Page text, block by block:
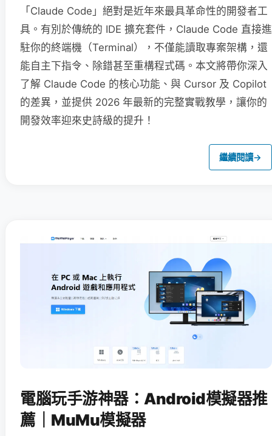
「Claude Code」絕對是近年來最具革命性的開發者工
具。有別於傳統的 IDE 擴充套件，Claude Code 直接進
駐你的終端機（Terminal），不僅能讀取專案架構，還
能自主下指令、除錯甚至重構程式碼。本文將帶你深入
了解 Claude Code 的核心功能、與 Cursor 及 Copilot
的差異，並提供 2026 年最新的完整實戰教學，讓你的
開發效率迎來史詩級的提升！
繼續閱讀→
電腦玩手游神器：Android模擬器推
薦｜MuMu模擬器